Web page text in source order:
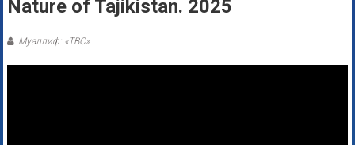
Nature of Tajikistan. 2025
Муаллиф: «ТВС»